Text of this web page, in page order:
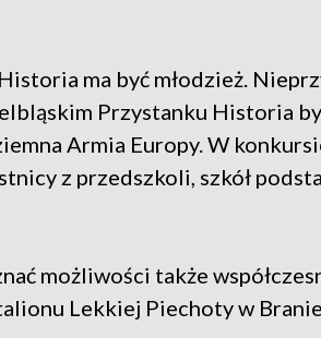
ma być młodzież.
Przystanku Historia
Armia Europy. W
z przedszkoli, szkół
możliwości także
Lekkiej Piechoty w